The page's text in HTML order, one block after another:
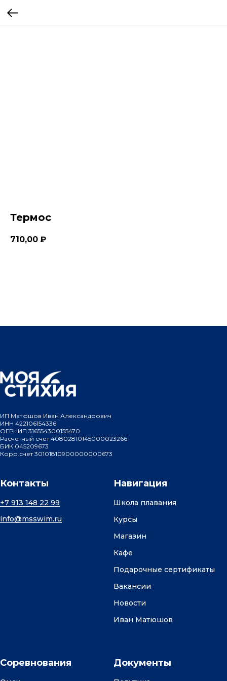
Термос
710,00 ₽
ИП Матюшов Иван Александрович
ИНН 422106154336
ОГРНИП 316554300155470
Расчетный счет 40802810145000023266
БИК 045209673
Корр.счет 30101810900000000673
Контакты
+7 913 148 22 99
info@msswim.ru
Навигация
Школа плавания
Курсы
Магазин
Кафе
Подарочные сертификаты
Вакансии
Новости
Иван Матюшов
Соревнования Документы